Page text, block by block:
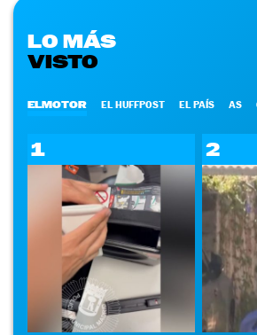
LO MÁS
VISTO
ELMOTOR EL HUFFPOST EL PAÍS AS
1 2